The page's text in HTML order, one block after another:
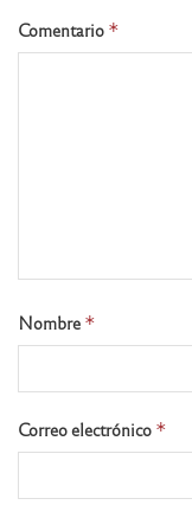
Comentario *
Nombre *
Correo electrónico *